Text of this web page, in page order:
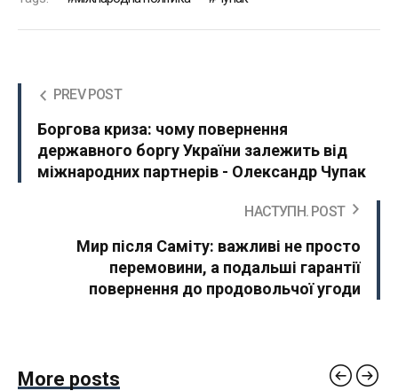
PREV POST
Боргова криза: чому повернення
державного боргу України залежить від
міжнародних партнерів - Олександр Чупак
НАСТУПН. POST
Мир після Саміту: важливі не просто
перемовини, а подальші гарантії
повернення до продовольчої угоди
More posts